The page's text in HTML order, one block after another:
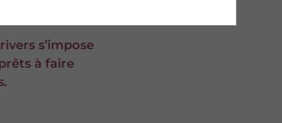
s’impose
à faire